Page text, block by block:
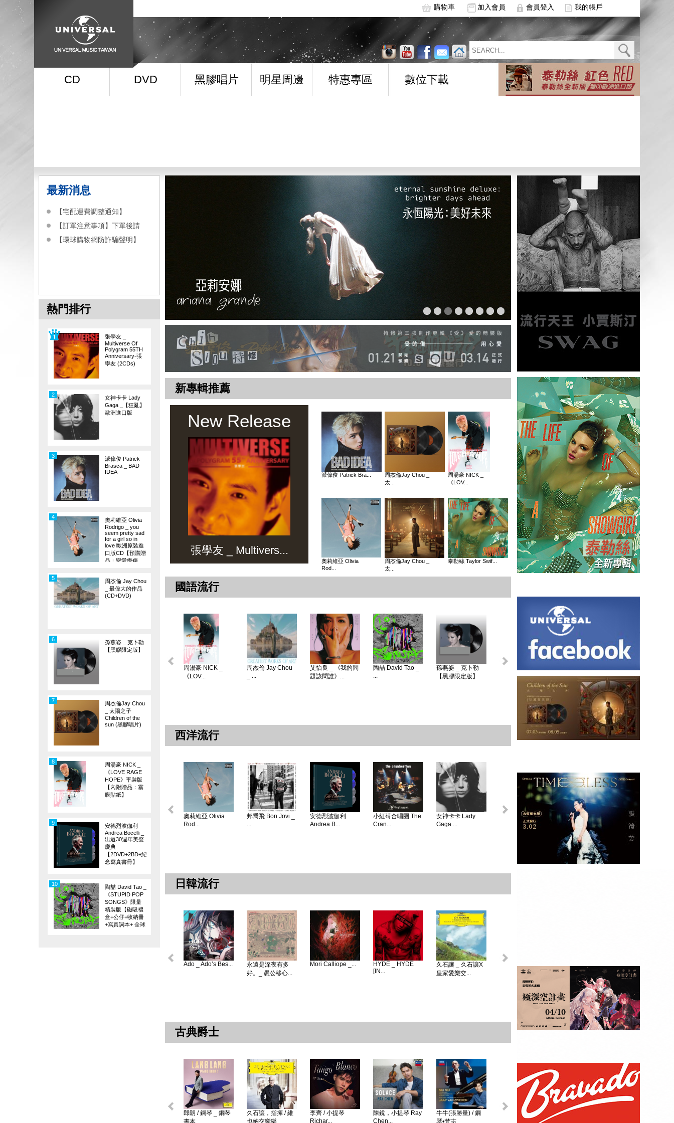
購物車 加入會員 會員登入 我的帳戶
CD DVD 黑膠唱片 明星周邊 特惠專區 數位下載
最新消息
【宅配運費調整通知】
【訂單注意事項】下單後請
【環球購物網防詐騙聲明】
熱門排行
張學友 _
Multiverse Of
Polygram 55TH
Anniversary-張
學友 (2CDs)
女神卡卡 Lady
Gaga _【狂亂】
歐洲進口版
2
派偉俊 Patrick
Brasca _ BAD
IDEA
3
奧莉維亞 Olivia
Rodrigo _ you
seem pretty sad
for a girl so in
love 歐洲原裝進
口版CD【預購贈
品：戀愛療傷
4
周杰倫 Jay Chou
_ 最偉大的作品
(CD+DVD)
5
孫燕姿 _ 克卜勒
【黑膠限定版】
6
周杰倫Jay Chou
_ 太陽之子
Children of the
sun (黑膠唱片)
7
周湯豪 NICK _
《LOVE RAGE
HOPE》平裝版
【內附贈品：霧
膜貼紙】
8
安德烈波伽利
Andrea Bocelli _
出道30週年美聲
慶典
【2DVD+2BD+紀
念寫真書冊】
9
陶喆 David Tao _
《STUPID POP
SONGS》限量
精裝版【磁吸禮
盒+公仔+收納冊
+寫真詞本+ 全球
10
新專輯推薦
New Release
張學友 _ Multivers...
派偉俊 Patrick Bra...
周杰倫Jay Chou _
太...
周湯豪 NICK _
《LOV...
奧莉維亞 Olivia
Rod...
周杰倫Jay Chou _
太...
泰勒絲 Taylor Swif...
國語流行
周湯豪 NICK _
《LOV...
周杰倫 Jay Chou
_ ...
艾怡良 _ 《我的問
題該問誰》...
陶喆 David Tao _
...
孫燕姿 _ 克卜勒
【黑膠限定版】
西洋流行
奧莉維亞 Olivia
Rod...
邦喬飛 Bon Jovi _
...
安德烈波伽利
Andrea B...
小紅莓合唱團 The
Cran...
女神卡卡 Lady
Gaga ...
怪奇比莉 BILLIE
蘿兒 Lorde _ 聖女
莎賓娜卡本特
Sabrina ...
日韓流行
Ado _ Ado’s Bes...
永遠是深夜有多
好。_ 愚公移心...
Mori Calliope _...
HYDE _ HYDE
[IN...
久石讓 _ 久石讓X
皇家愛樂交...
初音未來 _
MAGICAL ...
贈品：SPECIAL
BOOK+視覺貼紙
10張SET+特典影
古典爵士
郎朗 / 鋼琴 _ 鋼琴
書本 ...
久石讓，指揮 / 維
也納交響樂...
李齊 / 小提琴
Richar...
陳銳，小提琴 Ray
Chen...
牛牛(張勝量) / 鋼
琴•梵志...
戴安娜‧克瑞兒
環球DG古典音樂